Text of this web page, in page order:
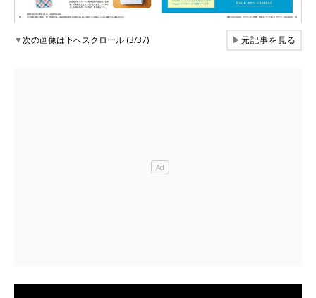
▼次の画像は下へスクロール (3/37) ▶元記事を見る